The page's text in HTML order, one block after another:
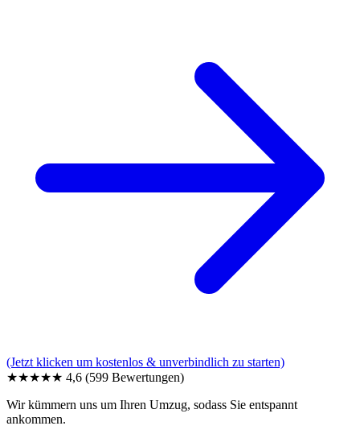
(Jetzt klicken um kostenlos & unverbindlich zu starten)
★★★★★ 4,6 (599 Bewertungen)
Wir kümmern uns um Ihren Umzug, sodass Sie entspannt
ankommen.